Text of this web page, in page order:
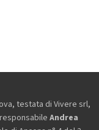
testata di Vivere srl,
Andrea